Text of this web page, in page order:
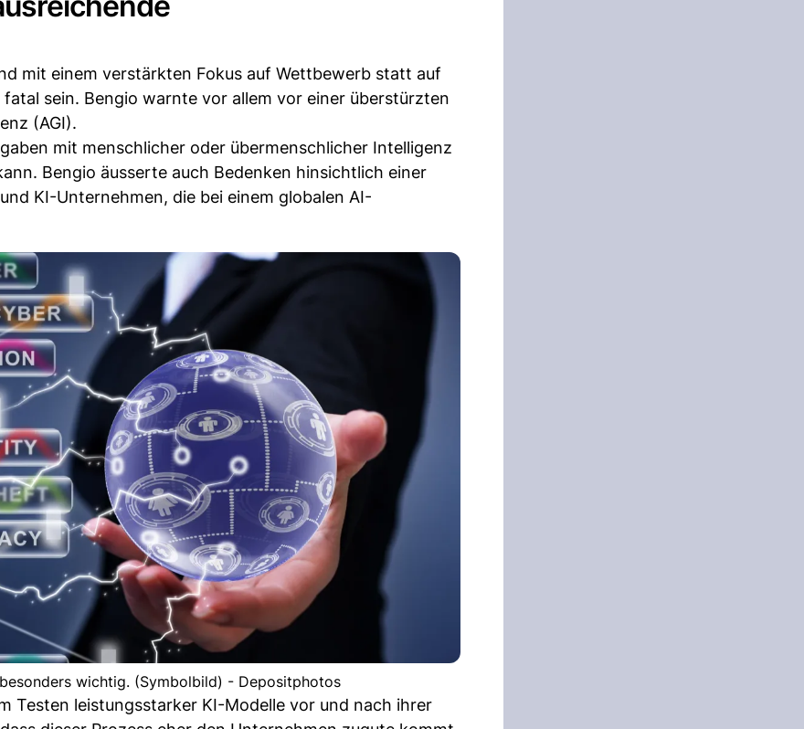
mit einem verstärkten Fokus auf Wettbewerb statt auf
sein. Bengio warnte vor allem vor einer überstürzten
(AGI).
mit menschlicher oder übermenschlicher Intelligenz
Bengio äusserte auch Bedenken hinsichtlich einer
KI-Unternehmen, die bei einem globalen AI-
wichtig. (Symbolbild) - Depositphotos
Testen leistungsstarker KI-Modelle vor und nach ihrer